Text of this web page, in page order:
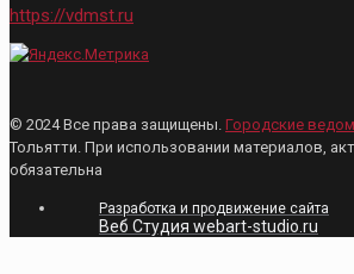
https://vdmst.ru
© 2024 Все права защищены. Городские
Тольятти. При использовании материалов,
обязательна
Разработка и продвижение сайта
Веб Студия webart-studio.ru